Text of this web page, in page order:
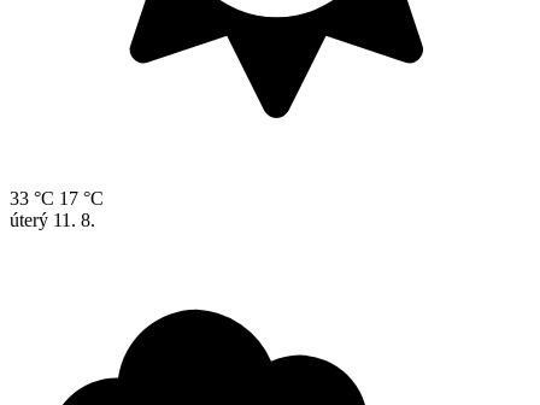
33 °C 17 °C
úterý 11. 8.